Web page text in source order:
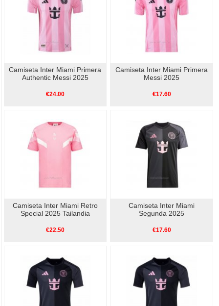
Camiseta Inter Miami Primera
Authentic Messi 2025
€24.00
Camiseta Inter Miami Primera
Messi 2025
€17.60
Camiseta Inter Miami Retro
Special 2025 Tailandia
€22.50
Camiseta Inter Miami
Segunda 2025
€17.60